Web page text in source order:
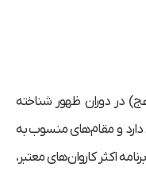
در دوران ظهور شناخته
و مقام‌های منسوب به
اکثر کاروان‌های معتبر،